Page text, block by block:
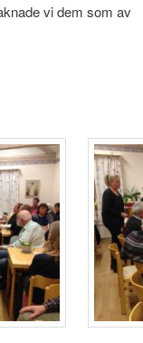
vi dem som av